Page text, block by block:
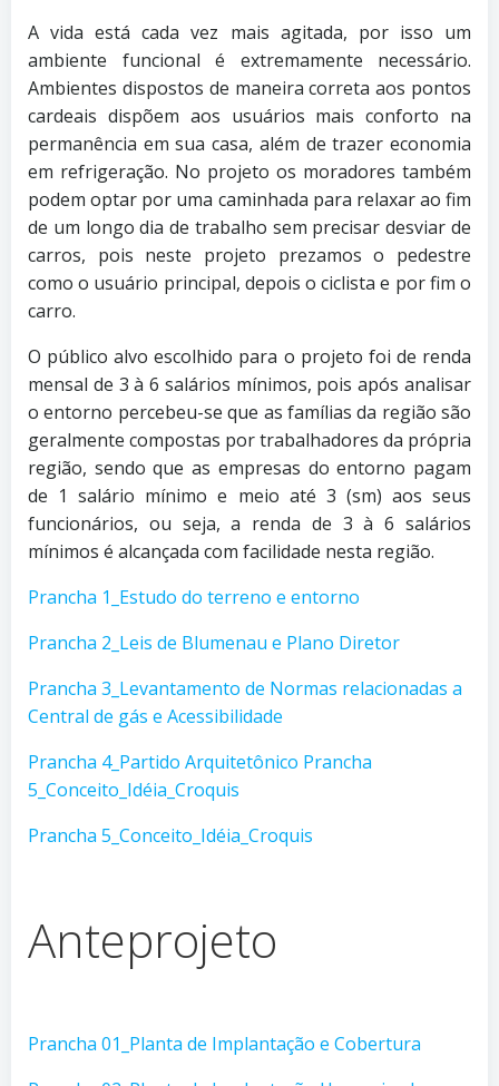
A vida está cada vez mais agitada, por isso um
ambiente funcional é extremamente necessário.
Ambientes dispostos de maneira correta aos pontos
cardeais dispõem aos usuários mais conforto na
permanência em sua casa, além de trazer economia
em refrigeração. No projeto os moradores também
podem optar por uma caminhada para relaxar ao fim
de um longo dia de trabalho sem precisar desviar de
carros, pois neste projeto prezamos o pedestre
como o usuário principal, depois o ciclista e por fim o
carro.
O público alvo escolhido para o projeto foi de renda
mensal de 3 à 6 salários mínimos, pois após analisar
o entorno percebeu-se que as famílias da região são
geralmente compostas por trabalhadores da própria
região, sendo que as empresas do entorno pagam
de 1 salário mínimo e meio até 3 (sm) aos seus
funcionários, ou seja, a renda de 3 à 6 salários
mínimos é alcançada com facilidade nesta região.
Prancha 1_Estudo do terreno e entorno
Prancha 2_Leis de Blumenau e Plano Diretor
Prancha 3_Levantamento de Normas relacionadas a
Central de gás e Acessibilidade
Prancha 4_Partido Arquitetônico Prancha
5_Conceito_Idéia_Croquis
Prancha 5_Conceito_Idéia_Croquis
Anteprojeto
Prancha 01_Planta de Implantação e Cobertura